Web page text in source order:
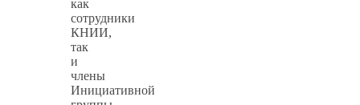
как
сотрудники
КНИИ,
так
и
члены
Инициативной